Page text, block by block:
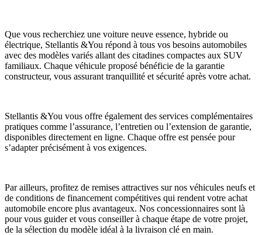
Que vous recherchiez une voiture neuve essence, hybride ou
électrique, Stellantis &You répond à tous vos besoins automobiles
avec des modèles variés allant des citadines compactes aux SUV
familiaux. Chaque véhicule proposé bénéficie de la garantie
constructeur, vous assurant tranquillité et sécurité après votre achat.
Stellantis &You vous offre également des services complémentaires
pratiques comme l’assurance, l’entretien ou l’extension de garantie,
disponibles directement en ligne. Chaque offre est pensée pour
s’adapter précisément à vos exigences.
Par ailleurs, profitez de remises attractives sur nos véhicules neufs et
de conditions de financement compétitives qui rendent votre achat
automobile encore plus avantageux. Nos concessionnaires sont là
pour vous guider et vous conseiller à chaque étape de votre projet,
de la sélection du modèle idéal à la livraison clé en main.